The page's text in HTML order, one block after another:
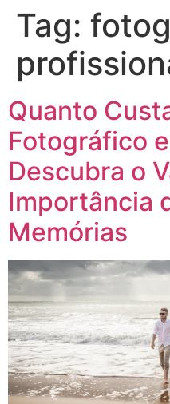
Tag:
Quanto
Fotográfico
Descubra o
Importância
Memórias